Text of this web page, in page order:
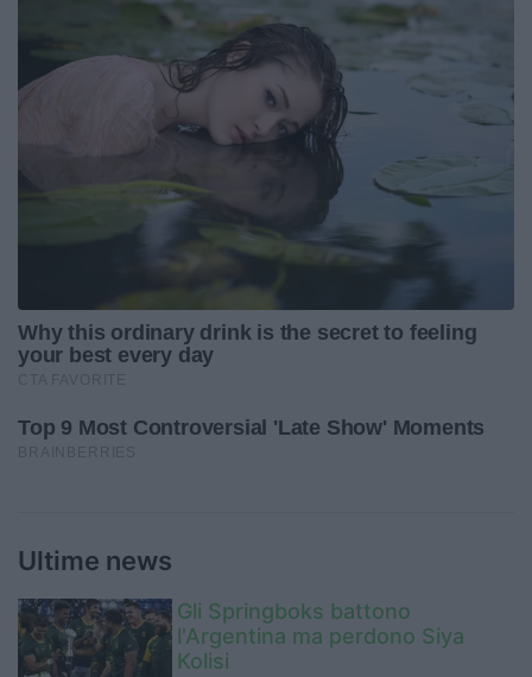
Ultime news
Gli Springboks battono
l'Argentina ma perdono Siya
Kolisi